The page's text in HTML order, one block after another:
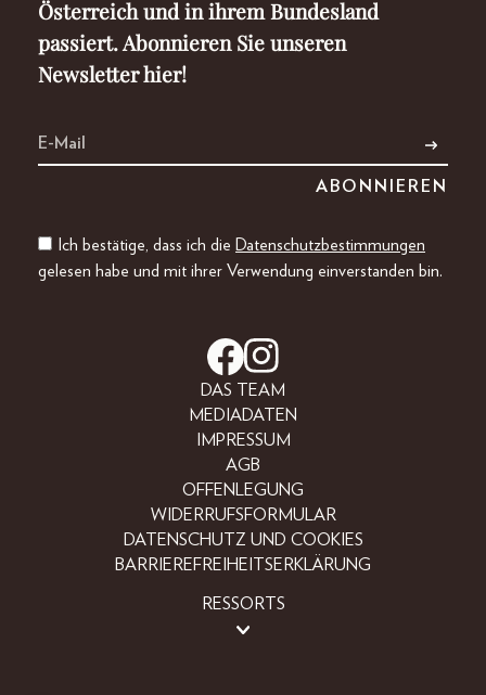
Österreich und in ihrem Bundesland
passiert. Abonnieren Sie unseren
Newsletter hier!
Ich bestätige, dass ich die Datenschutzbestimmungen
gelesen habe und mit ihrer Verwendung einverstanden bin.
DAS TEAM
MEDIADATEN
IMPRESSUM
AGB
OFFENLEGUNG
WIDERRUFSFORMULAR
DATENSCHUTZ UND COOKIES
BARRIEREFREIHEITSERKLÄRUNG
RESSORTS